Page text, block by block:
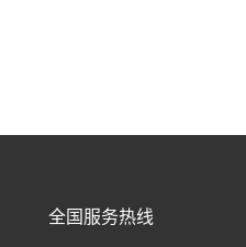
全国服务热线